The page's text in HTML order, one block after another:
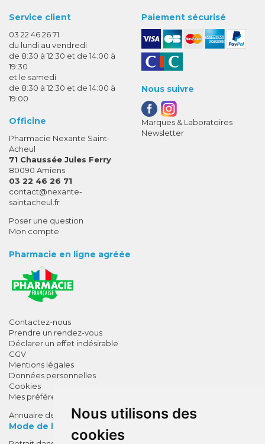
Nous utilisons des
cookies
Service client
03 22 46 26 71
du lundi au vendredi
de 8:30 à 12:30 et de 14:00 à
19:30
et le samedi
de 8:30 à 12:30 et de 14:00 à
19:00
Officine
Pharmacie Nexante Saint-
Acheul
71 Chaussée Jules Ferry
80090 Amiens
03 22 46 26 71
contact-
@-
nexante-
saintacheul.fr
Poser une question
Mon compte
Paiement sécurisé
Nous suivre
Marques & Laboratoires
Newsletter
Pharmacie en ligne agréée
Contactez-nous
Prendre un rendez-vous
Déclarer un effet indésirable
CGV
Mentions légales
Données personnelles
Cookies
Mes préférences Cookies
Annuaire des pharmacies
Mode de livraison